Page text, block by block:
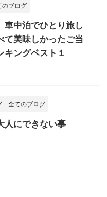
のブログ
車中泊でひとり旅し
て美味しかったご当
キングベスト１
全てのブログ
人にできない事